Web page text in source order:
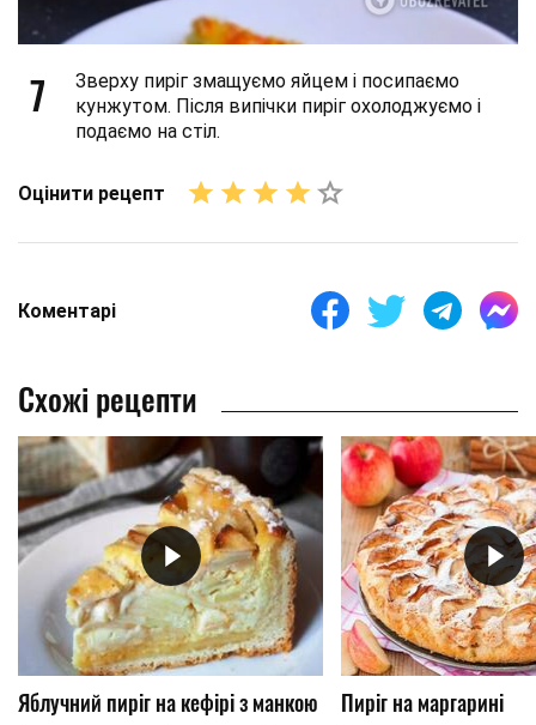
7
Зверху пиріг змащуємо яйцем і посипаємо
кунжутом. Після випічки пиріг охолоджуємо і
подаємо на стіл.
Оцінити рецепт
Коментарі
Схожі рецепти
Яблучний пиріг на кефірі з манкою Пиріг на маргарині